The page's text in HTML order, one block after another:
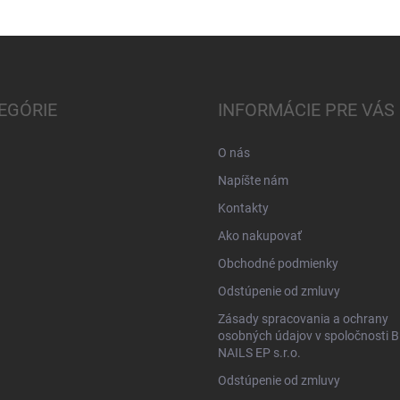
INFORMÁCIE PRE VÁS
O nás
Napíšte nám
Kontakty
Ako nakupovať
Obchodné podmienky
Odstúpenie od zmluvy
Zásady spracovania a ochrany
osobných údajov v spoločnosti
NAILS EP s.r.o.
Odstúpenie od zmluvy